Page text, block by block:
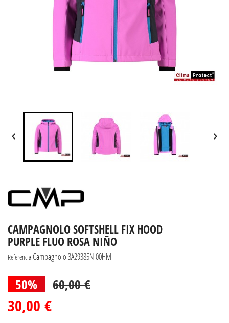
 
CAMPAGNOLO SOFTSHELL FIX HOOD
PURPLE FLUO ROSA NIÑO
Referencia Campagnolo 3A29385N 00HM
50% 60,00 €
30,00 €